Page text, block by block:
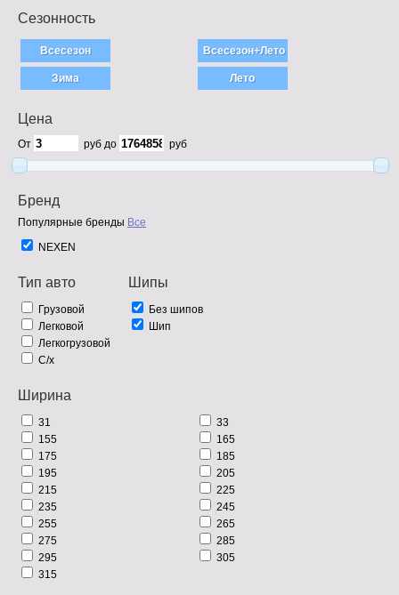
Сезонность
Цена
От руб до руб
Бренд
Популярные бренды Все
NEXEN
Тип авто
Грузовой
Легковой
Легкогрузовой
С/х
Шипы
Без шипов
Шип
Ширина
31
33
155
165
175
185
195
205
215
225
235
245
255
265
275
285
295
305
315